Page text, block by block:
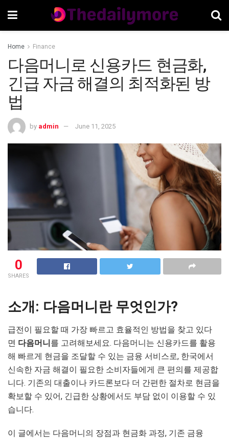
Home Finance
다음머니로 신용카드 현금화,
긴급 자금 해결의 최적화된 방
법
by admin June 11, 2025
0
SHARES
소개: 다음머니란 무엇인가?
급전이 필요할 때 가장 빠르고 효율적인 방법을 찾고 있다
면 다음머니를 고려해보세요. 다음머니는 신용카드를 활용
해 빠르게 현금을 조달할 수 있는 금융 서비스로, 한국에서
신속한 자금 해결이 필요한 소비자들에게 큰 편의를 제공합
니다. 기존의 대출이나 카드론보다 더 간편한 절차로 현금을
확보할 수 있어, 긴급한 상황에서도 부담 없이 이용할 수 있
습니다.
이 글에서는 다음머니의 장점과 현금화 과정, 기존 금융